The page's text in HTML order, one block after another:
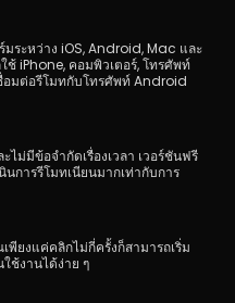
ระหว่าง iOS, Android, Mac และ
iPhone, คอมพิวเตอร์, โทรศัพท์
อมต่อรีโมทกับโทรศัพท์ Android
ไม่มีข้อจำกัดเรื่องเวลา เวอร์ชันฟรี
นการรีโมทเนียนมากเท่ากับการ
พียงแค่คลิกไม่กี่ครั้งก็สามารถเริ่ม
ช้งานได้ง่าย ๆ